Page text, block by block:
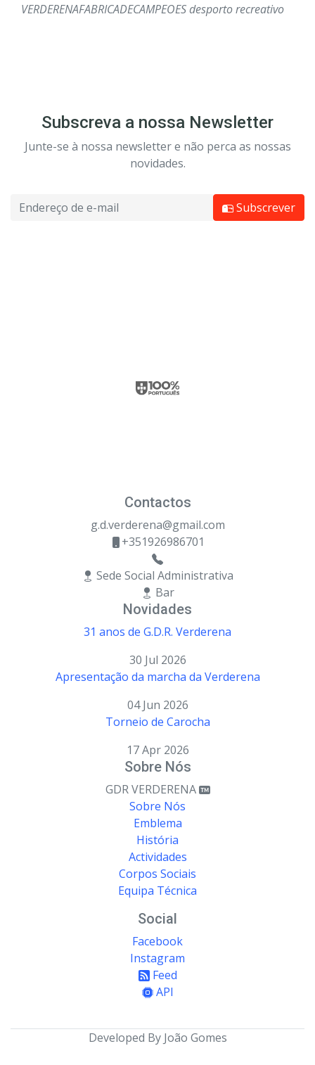
VERDERENAFABRICADECAMPEOESdesportorecreativo
Subscreva a nossa Newsletter
Junte-se à nossa newsletter e não perca as nossas
novidades.
Subscrever
Contactos
g.d.verderena@gmail.com
+351926986701
Sede Social Administrativa
Bar
Novidades
31 anos de G.D.R. Verderena
30 Jul 2026
Apresentação da marcha da Verderena
04 Jun 2026
Torneio de Carocha
17 Apr 2026
Sobre Nós
GDR VERDERENA
Sobre Nós
Emblema
História
Actividades
Corpos Sociais
Equipa Técnica
Social
Facebook
Instagram
Feed
API
Developed By João Gomes